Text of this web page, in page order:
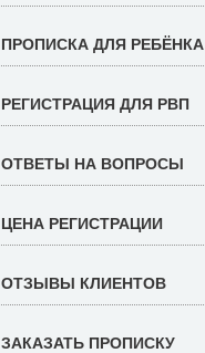
ПРОПИСКА ДЛЯ РЕБЁНКА
РЕГИСТРАЦИЯ ДЛЯ РВП
ОТВЕТЫ НА ВОПРОСЫ
ЦЕНА РЕГИСТРАЦИИ
ОТЗЫВЫ КЛИЕНТОВ
ЗАКАЗАТЬ ПРОПИСКУ